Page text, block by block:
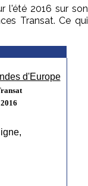
l'été 2016 sur son
Transat. Ce qui